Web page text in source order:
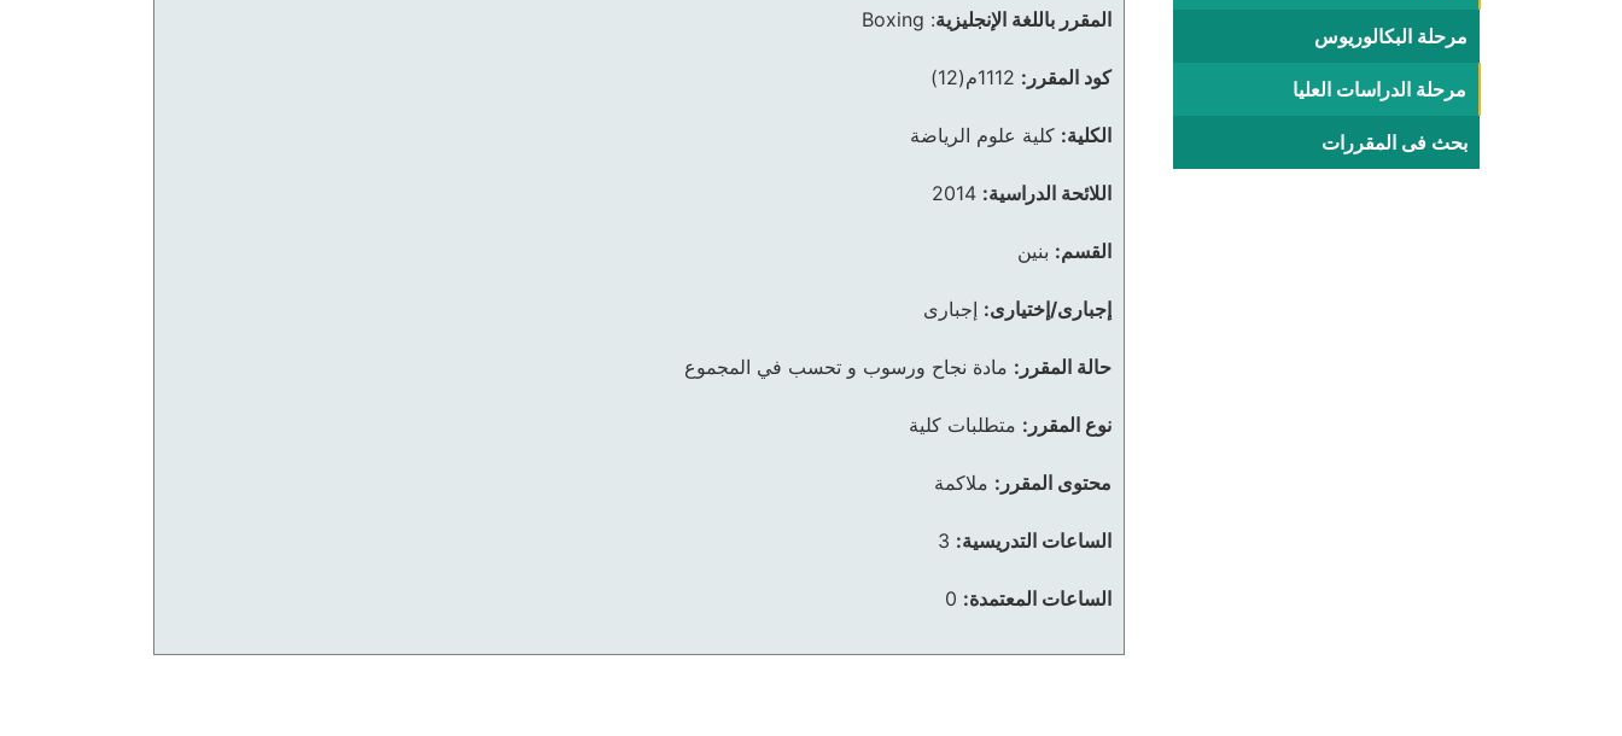
مرحلة البكالوريوس
مرحلة الدراسات العليا
بحث فى المقررات
المقرر باللغة الإنجليزية:
Boxing
كود المقرر: 1112م(12)
الكلية: كلية علوم الرياضة
اللائحة الدراسية: 2014
القسم: بنين
إجبارى/إختيارى: إجبارى
حالة المقرر: مادة نجاح ورسوب و تحسب في المجموع
نوع المقرر: متطلبات كلية
محتوى المقرر: ملاكمة
الساعات التدريسية: 3
الساعات المعتمدة: 0